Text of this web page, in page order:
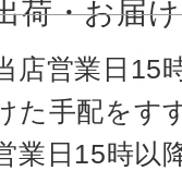
荷・お届
店営業日15
た手配をす
業日15時以